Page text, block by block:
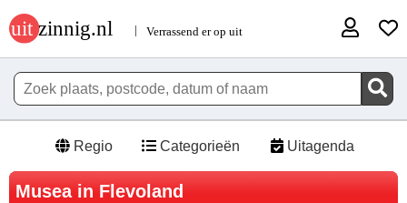
Regio Categorieën Uitagenda
Musea in Flevoland